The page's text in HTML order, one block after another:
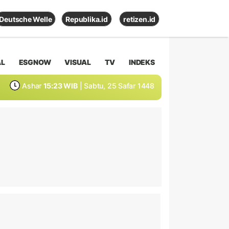
Deutsche Welle Republika.id retizen.id
ESGNOW VISUAL TV INDEKS
Ashar 15:23 WIB | Sabtu, 25 Safar 1448